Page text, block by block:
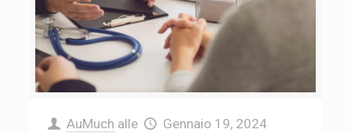
AuMuch alle Gennaio 19, 2024